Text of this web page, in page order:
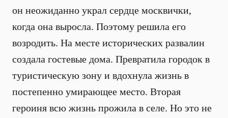
он неожиданно украл сердце москвички,
когда она выросла. Поэтому решила его
возродить. На месте исторических развалин
создала гостевые дома. Превратила городок в
туристическую зону и вдохнула жизнь в
постепенно умирающее место. Вторая
героиня всю жизнь прожила в селе. Но это не